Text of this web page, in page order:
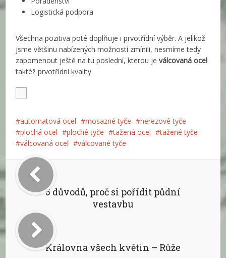
Logistická podpora
Všechna pozitiva poté doplňuje i prvotřídní výběr. A jelikož
jsme většinu nabízených možností zmínili, nesmíme tedy
zapomenout ještě na tu poslední, kterou jeválcovaná ocel
taktéž prvotřídní kvality.
automatová ocel mosazné tyče
nerezové tyče
plochá ocel
ploché tyče tažená ocel
tažené tyče
válcovaná ocel
válcované tyče
5 důvodů, proč si pořídit půdní
vestavbu
Královna všech květin – Růže